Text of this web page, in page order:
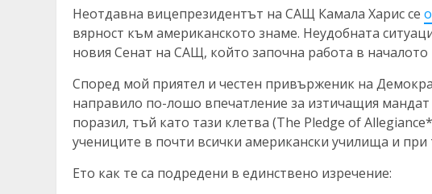
Неотдавна вицепрезидентът на САЩ Камала Харис се
вярност към американското знаме. Неудобната
новия Сенат на САЩ, който започна работа в началото
Според мой приятел и честен привърженик на
направило по-лошо впечатление за изтичащия
поразил, тъй като тази клетва (The Pledge of
учениците в почти всички американски училища и при
Ето как те са подредени в единствено изречение: